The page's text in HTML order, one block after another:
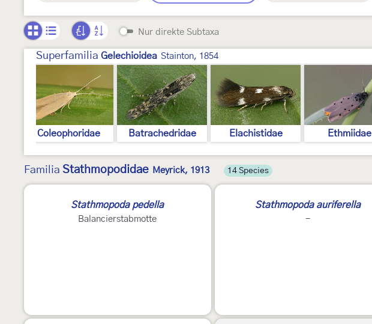
Nur direkte Subtaxa
Superfamilia Gelechioidea Stainton, 1854
Coleophoridae Batrachedridae Elachistidae Ethmiidae
Familia Stathmopodidae Meyrick, 1913 14 Species
Stathmopoda pedella
Balancierstabmotte
Stathmopoda auriferella
-